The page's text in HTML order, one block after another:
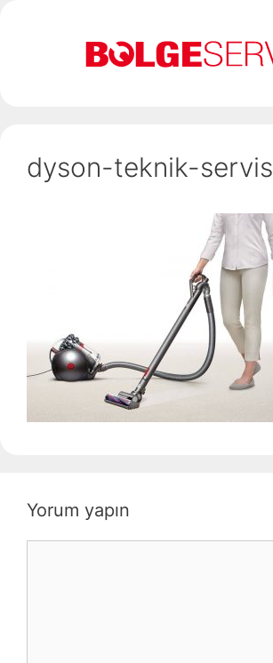
dyson-teknik-servis
Yorum yapın